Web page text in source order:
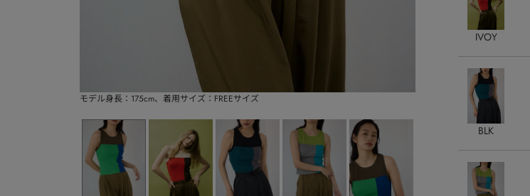
モデル身長：175cm、着用サイズ：FREEサイズ
IVOY
BLK